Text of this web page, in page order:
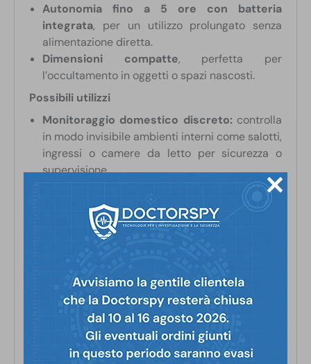
Autonomia fino a 5 ore con batteria
integrata, per un utilizzo prolungato senza
alimentazione diretta.
Dimensioni compatte, perfetta per
l’occultamento in oggetti o spazi nascosti.
Possibili utilizzi
Monitoraggio domestico discreto: controlla
in modo invisibile ambienti interni come salotti,
ingressi o camere da letto per sicurezza o
supervisione.
ideale per
monitorare attività sospette o per controllare il
comportamento di personale e clienti.
Uso investigativo e professionale:
di un dispositivo occultabile e con accesso
remoto.
Controllo di magazzini e depositi:
sorvegliare merci o prevenire accessi non
autorizzati.